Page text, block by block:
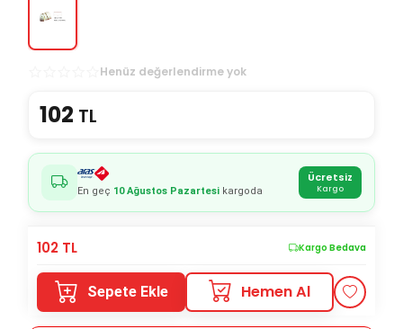
Henüz değerlendirme yok
102 TL
En geç 10 Ağustos Pazartesi kargoda
Ücretsiz
Kargo
102 TL Kargo Bedava
Sepete Ekle Hemen Al